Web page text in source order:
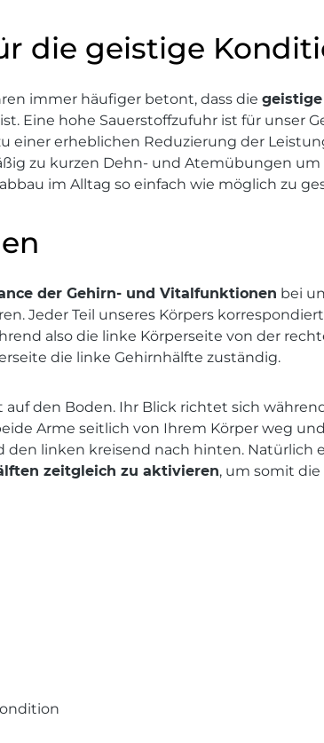
die geistige
immer häufiger betont, dass die
ist. Eine hohe Sauerstoffzufuhr ist für unser
einer erheblichen Reduzierung der
zu kurzen Dehn- und Atemübungen
im Alltag so einfach wie möglich zu
der Gehirn- und Vitalfunktionen bei
Jeder Teil unseres Körpers
also die linke Körperseite von der
die linke Gehirnhälfte zuständig.
den Boden. Ihr Blick richtet sich
Arme seitlich von Ihrem Körper weg
linken kreisend nach hinten. Natürlich
zeitgleich zu aktivieren, um somit die